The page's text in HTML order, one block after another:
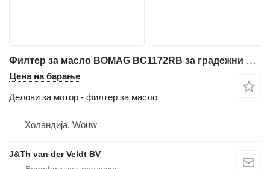
Филтер за масло BOMAG BC1172RB за градежни машини
Цена на барање
Делови за мотор - филтер за масло
Холандија, Wouw
J&Th van der Veldt BV